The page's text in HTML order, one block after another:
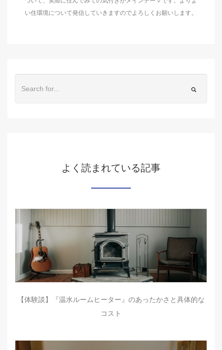
い住環境について発信していきますのでよろしくお願いします。
よく読まれている記事
【体験談】『温水ルームヒーター』のあったかさと具体的な
コスト